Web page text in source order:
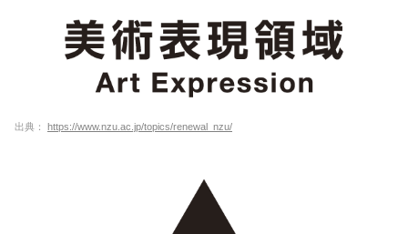
出典： https://www.nzu.ac.jp/topics/renewal_nzu/